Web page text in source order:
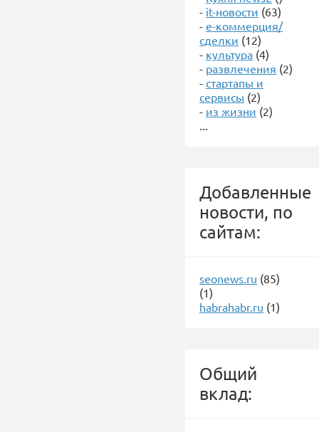
- it-новости (63)
- е-коммерция/
сделки (12)
- культура (4)
- развлечения (2)
- стартапы и
сервисы (2)
- из жизни (2)
...
Добавленные
новости, по
сайтам:
seonews.ru (85)
(1)
habrahabr.ru (1)
Общий
вклад: